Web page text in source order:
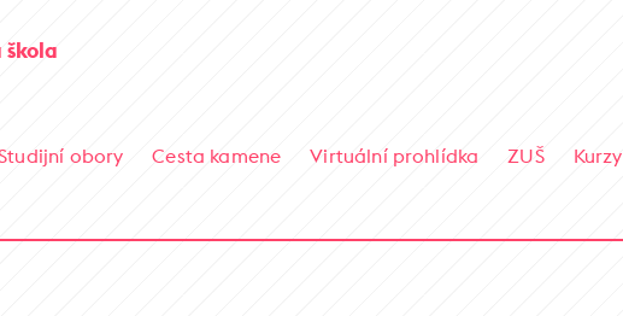
obory Cesta kamene Virtuální prohlídka ZUŠ Kurzy